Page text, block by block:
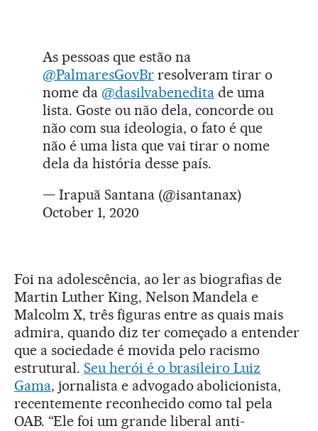
As pessoas que estão na
@PalmaresGovBr resolveram tirar o
nome da @dasilvabenedita de uma
lista. Goste ou não dela, concorde ou
não com sua ideologia, o fato é que
não é uma lista que vai tirar o nome
dela da história desse país.
— Irapuã Santana (@isantanax)
October 1, 2020
Foi na adolescência, ao ler as biografias de
Martin Luther King, Nelson Mandela e
Malcolm X, três figuras entre as quais mais
admira, quando diz ter começado a entender
que a sociedade é movida pelo racismo
estrutural. Seu herói é o brasileiro Luiz
Gama, jornalista e advogado abolicionista,
recentemente reconhecido como tal pela
OAB. “Ele foi um grande liberal anti-